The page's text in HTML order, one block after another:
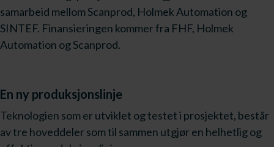
samarbeid mellom Scanprod, Holmek Automation og
SINTEF. Finansieringen kommer fra FHF, Holmek
Automation og Scanprod.
En ny produksjonslinje
Teknologien som er utviklet og testet i prosjektet, består
av tre hoveddeler som til sammen utgjør en helhetlig og